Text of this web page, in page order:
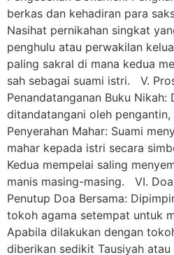
berkas dan kehadiran para
Nasihat pernikahan singkat
penghulu atau perwakilan
paling sakral di mana kedua
sah sebagai suami istri. V.
Penandatanganan Buku Nikah:
ditandatangani oleh pengantin,
Penyerahan Mahar: Suami
mahar kepada istri secara
Kedua mempelai saling
manis masing-masing. VI.
Penutup Doa Bersama:
tokoh agama setempat untuk
Apabila dilakukan dengan
diberikan sedikit Tausiyah atau